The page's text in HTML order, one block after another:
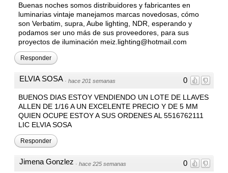
Buenas noches somos distribuidores y fabricantes en
luminarias vintaje manejamos marcas novedosas, cómo
son Verbatim, supra, Aube lighting, NDR, esperando y
podamos ser uno más de sus proveedores, para sus
proyectos de iluminación meiz.lighting@hotmail.com
Responder
0
ELVIA SOSA ·hace 201 semanas
BUENOS DIAS ESTOY VENDIENDO UN LOTE DE LLAVES
ALLEN DE 1/16 A UN EXCELENTE PRECIO Y DE 5 MM
QUIEN OCUPE ESTOY A SUS ORDENES AL 5516762111
LIC ELVIA SOSA
Responder
0
Jimena Gonzlez ·hace 225 semanas